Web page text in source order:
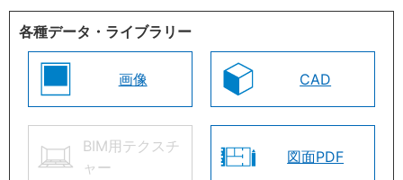
各種データ・ライブラリー
画像 CAD
BIM用テクスチ
ャー
図面PDF